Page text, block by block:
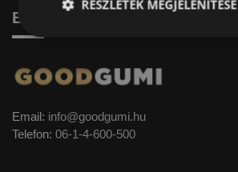
Elérhetőség
Email: info@goodgumi.hu
Telefon: 06-1-4-600-500
RÉSZLETEK MEGJELENÍTÉSE